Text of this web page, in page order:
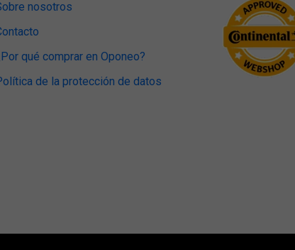
nosotros
qué comprar en Oponeo?
de la protección de datos